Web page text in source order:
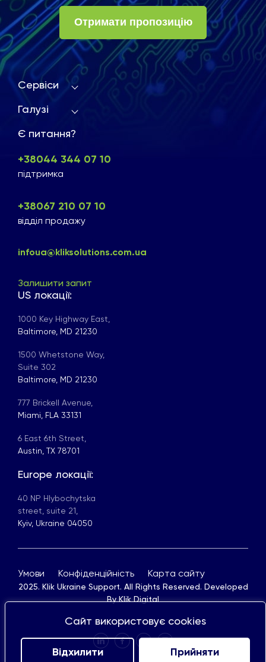
Сайт використовує cookies
Відхилити Прийняти
Отримати пропозицію
Сервіси
Галузі
Є питання?
+38044 344 07 10
підтримка
+38067 210 07 10
відділ продажу
infoua@kliksolutions.com.ua
Залишити запит
US локації:
1000 Key Highway East,
Baltimore, MD 21230
1500 Whetstone Way,
Suite 302
Baltimore, MD 21230
777 Brickell Avenue,
Miami, FLA 33131
6 East 6th Street,
Austin, TX 78701
Europe локації:
40 NP Hlybochytska
street, suite 21,
Kyiv, Ukraine 04050
Умови Конфіденційність Карта сайту
2025. Klik Ukraine Support. All Rights Reserved. Developed
ByKlik Digital